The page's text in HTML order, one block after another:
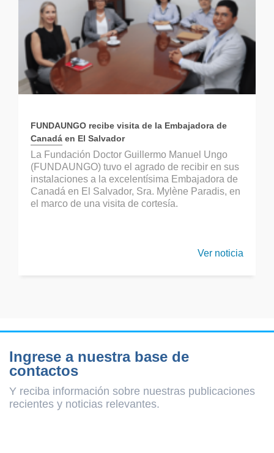
FUNDAUNGO recibe visita de la Embajadora de
Canadá en El Salvador
La Fundación Doctor Guillermo Manuel Ungo
(FUNDAUNGO) tuvo el agrado de recibir en sus
instalaciones a la excelentísima Embajadora de
Canadá en El Salvador, Sra. Mylène Paradis, en
el marco de una visita de cortesía.
Ver noticia
Ingrese a nuestra base de
contactos
Y reciba información sobre nuestras publicaciones
recientes y noticias relevantes.